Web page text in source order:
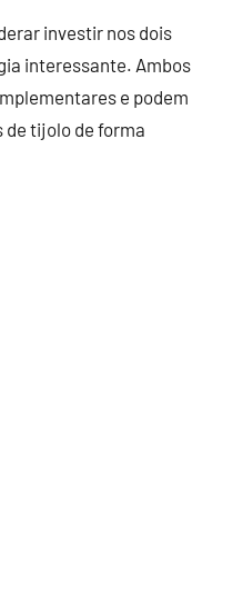
investir nos dois
interessante. Ambos
e podem
de tijolo de forma